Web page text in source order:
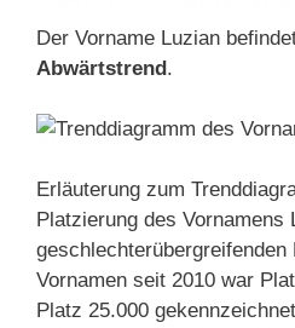
Der Vorname Luzian
Abwärtstrend.
Erläuterung zum
Platzierung des Vornamens
Vornamen seit 2010 war
Platz 25.000